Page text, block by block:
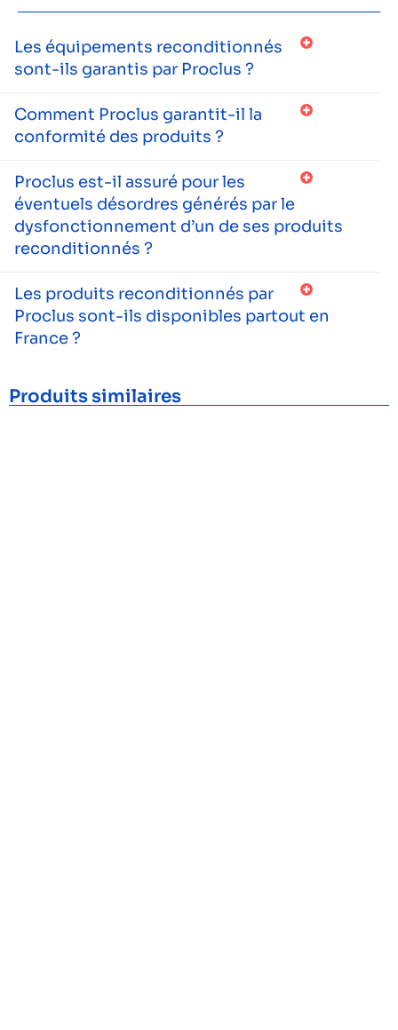
Les équipements reconditionnés
sont-ils garantis par Proclus ?
Comment Proclus garantit-il la
conformité des produits ?
Proclus est-il assuré pour les
éventuels désordres générés par le
dysfonctionnement d’un de ses produits
reconditionnés ?
Les produits reconditionnés par
Proclus sont-ils disponibles partout en
France ?
Produits similaires